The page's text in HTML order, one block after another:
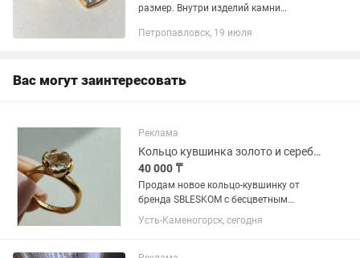
размер. Внутри изделий камни
качества, фото с анализом
Петропавловск, 19 июля
Вас могут заинтересовать
Реклама
Кольцо кувшинка золото и серебро с горным хрусталем размер 18
40 000 ₸
Продам новое кольцо-кувшинку от
бренда SBLESKOM с бесцветным
горным хрусталем. Материал:
Позолоченное серебро с родиевым
Усть-Каменогорск, сегодня